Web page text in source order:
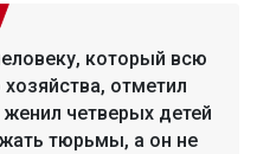
который всю
отметил
четверых детей
тюрьмы, а он не